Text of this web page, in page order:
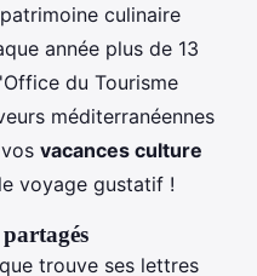
culinaire
année plus de 13
du Tourisme
méditerranéennes
vacances culture
voyage gustatif !
trouve ses lettres